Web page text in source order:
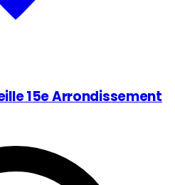
15e Arrondissement